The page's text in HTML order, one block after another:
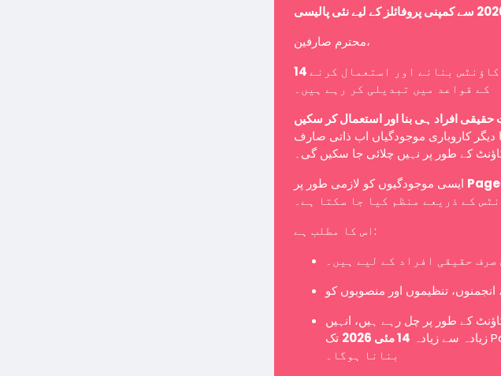
محترم صارفین،
بنانے اور استعمال کرنے
کے قواعد میں تبدیلی کر رہے ہیں۔
افراد ہی بنا اور استعمال کر سکیں
دیگر کاروباری موجودگیاں اب ذاتی صارف
کے طور پر نہیں چلائی جا سکیں گی۔
Page
کے ذریعے منظم کیا جا سکتا ہے۔
اس کا مطلب ہے:
حقیقی افراد کے لیے ہیں۔
کے طور پر چل رہے ہیں، انہیں
زیادہ سے زیادہ 14 مئی 2026
تک Page میں تبدیل کرنا ہوگا یا نئے Page کے طور پر
بنانا ہوگا۔